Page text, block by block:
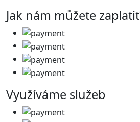
Jak nám můžete
Využíváme služeb